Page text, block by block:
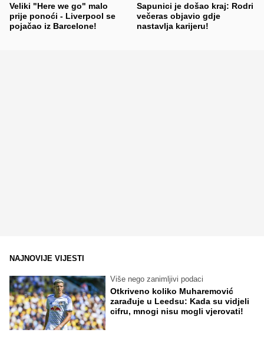
Veliki "Here we go" malo
prije ponoći - Liverpool se
pojačao iz Barcelone!
Sapunici je došao kraj: Rodri
večeras objavio gdje
nastavlja karijeru!
NAJNOVIJE VIJESTI
Više nego zanimljivi podaci
Otkriveno koliko Muharemović
zarađuje u Leedsu: Kada su vidjeli
cifru, mnogi nisu mogli vjerovati!